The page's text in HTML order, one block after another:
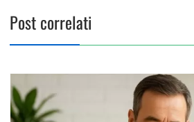
Post correlati